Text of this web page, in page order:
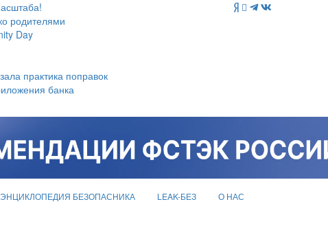
родителями
Day
практика поправок
банка
ЭНЦИКЛОПЕДИЯ БЕЗОПАСНИКА LEAK-БЕЗ О НАС